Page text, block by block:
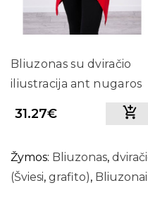
Bliuzonas su dviračio
iliustracija ant nugaros
31.27€
Žymos: Bliuzonas,
(Šviesi, grafito), Bliuzonai